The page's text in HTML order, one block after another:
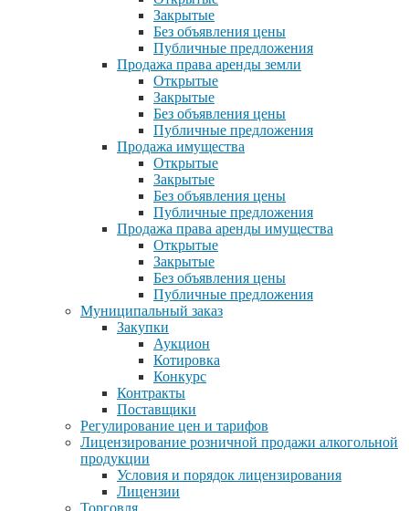
Закрытые
Без объявления цены
Публичные предложения
Продажа права аренды земли
Открытые
Закрытые
Без объявления цены
Публичные предложения
Продажа имущества
Открытые
Закрытые
Без объявления цены
Публичные предложения
Продажа права аренды имущества
Открытые
Закрытые
Без объявления цены
Публичные предложения
Муниципальный заказ
Закупки
Аукцион
Котировка
Конкурс
Контракты
Поставщики
Регулирование цен и тарифов
Лицензирование розничной продажи алкогольной
продукции
Условия и порядок лицензирования
Лицензии
Торговля